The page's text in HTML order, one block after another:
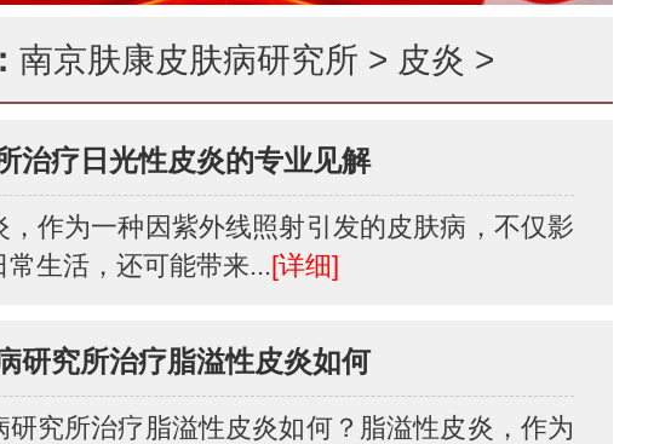
南京肤康皮肤病研究所 > 皮炎 >
治疗日光性皮炎的专业见解
，作为一种因紫外线照射引发的皮肤病，不仅影
常生活，还可能带来...[详细]
研究所治疗脂溢性皮炎如何
研究所治疗脂溢性皮炎如何？脂溢性皮炎，作为